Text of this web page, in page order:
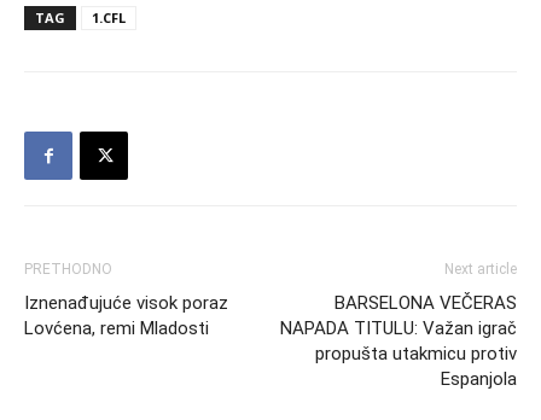
TAG 1.CFL
PRETHODNO
Iznenađujuće visok poraz
Lovćena, remi Mladosti
Next article
BARSELONA VEČERAS
NAPADA TITULU: Važan igrač
propušta utakmicu protiv
Espanjola